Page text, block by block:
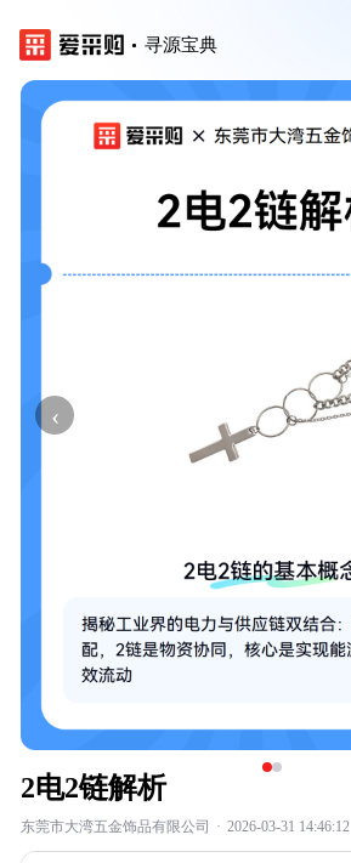
寻源宝典
‹
2电2链解析
东莞市大湾五金饰品有限公司 · 2026-03-31 14:46:12